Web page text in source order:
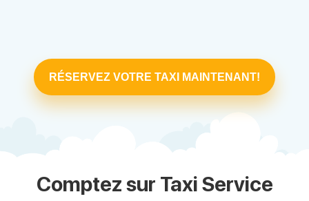
RÉSERVEZ VOTRE TAXI MAINTENANT!
Comptez sur Taxi Service